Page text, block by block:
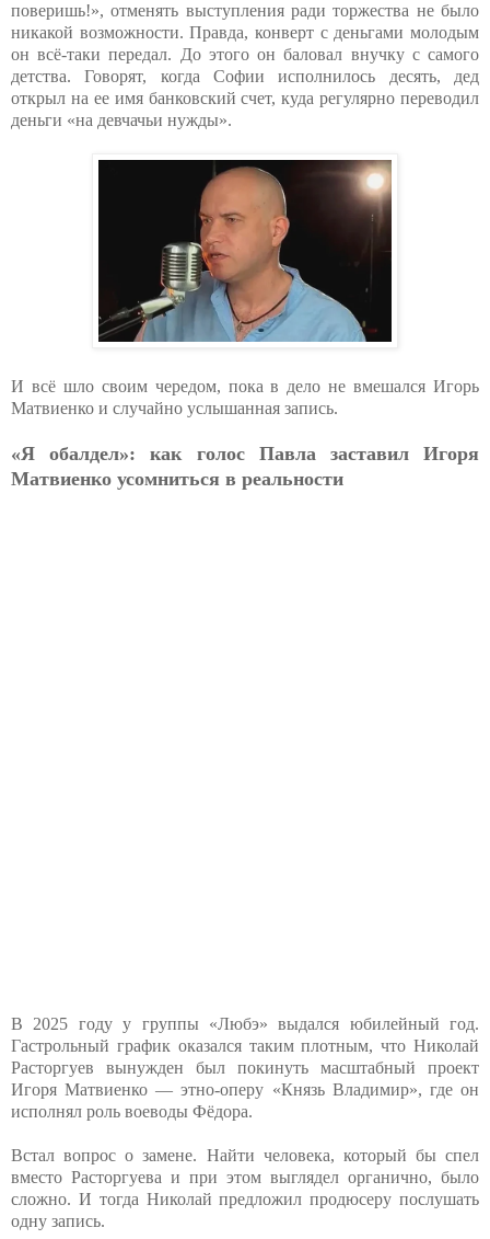
поверишь!», отменять выступления ради торжества не было
никакой возможности. Правда, конверт с деньгами молодым
он всё-таки передал. До этого он баловал внучку с самого
детства. Говорят, когда Софии исполнилось десять, дед
открыл на ее имя банковский счет, куда регулярно переводил
деньги «на девчачьи нужды».
И всё шло своим чередом, пока в дело не вмешался Игорь
Матвиенко и случайно услышанная запись.
«Я обалдел»: как голос Павла заставил Игоря
Матвиенко усомниться в реальности
В 2025 году у группы «Любэ» выдался юбилейный год.
Гастрольный график оказался таким плотным, что Николай
Расторгуев вынужден был покинуть масштабный проект
Игоря Матвиенко — этно-оперу «Князь Владимир», где он
исполнял роль воеводы Фёдора.
Встал вопрос о замене. Найти человека, который бы спел
вместо Расторгуева и при этом выглядел органично, было
сложно. И тогда Николай предложил продюсеру послушать
одну запись.